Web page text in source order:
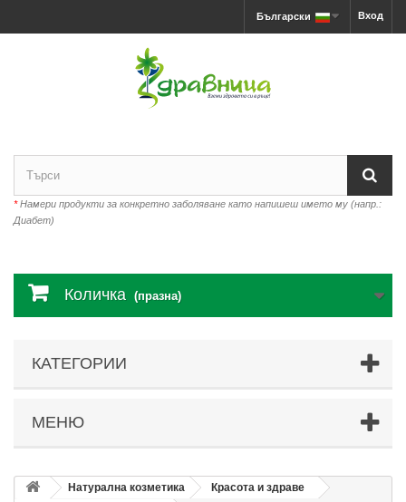
Вход
Български
*Намери продукти за конкретно заболяване като напишеш името му (напр.:
Диабет)
Количка (празна)
КАТЕГОРИИ
МЕНЮ
Натурална козметика
Красота и здраве